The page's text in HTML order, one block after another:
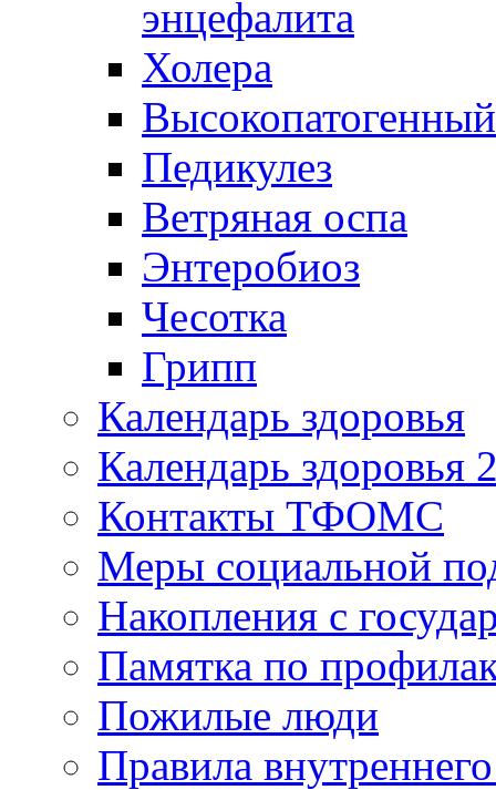
энцефалита
Холера
Педикулез
Ветряная оспа
Энтеробиоз
Чесотка
Грипп
Календарь здоровья
Календарь здоровья
Контакты ТФОМС
Меры социальной
Накопления с
Памятка по
Пожилые люди
Правила